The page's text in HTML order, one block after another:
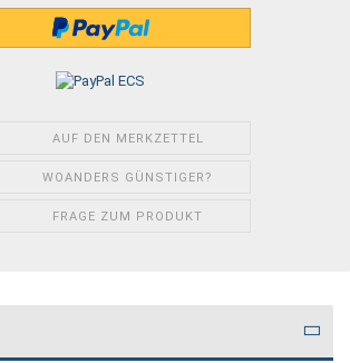
AUF DEN MERKZETTEL
WOANDERS GÜNSTIGER?
FRAGE ZUM PRODUKT